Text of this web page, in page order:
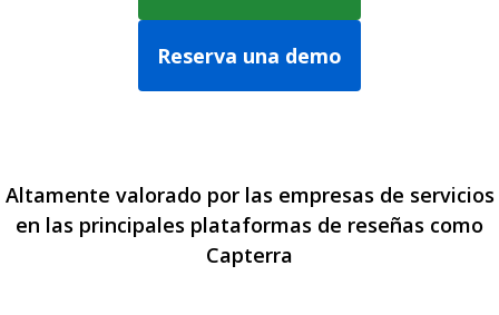
Reserva una demo
Altamente valorado por las empresas de servicios
en las principales plataformas de reseñas como
Capterra